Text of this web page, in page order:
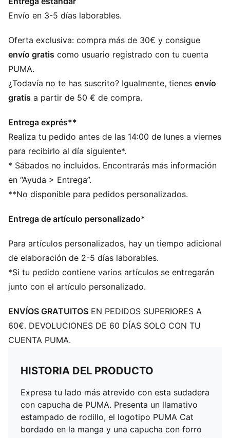
CARACTERÍSTICAS + BENEFICIOS
Producto fabricado con al menos un 20 % de algodón
DETALLES
Corte holgado
Material de felpa
Con capucha
Manga larga
PUMA Juvenil: Recomendado para niños y
adolescentes de 8 a 16 años
Envío en 3-5 días laborables.
Oferta exclusiva: compra más de 30€ y consigue
envío gratis como usuario registrado con tu cuenta
PUMA.
¿Todavía no te has suscrito? Igualmente, tienes envío
gratis a partir de 50 € de compra.
Entrega exprés**
Realiza tu pedido antes de las 14:00 de lunes a viernes
para recibirlo al día siguiente*.
* Sábados no incluidos. Encontrarás más información
en “Ayuda > Entrega”.
**No disponible para pedidos personalizados.
Entrega de artículo personalizado*
Para artículos personalizados, hay un tiempo adicional
de elaboración de 2-5 días laborables.
*Si tu pedido contiene varios artículos se entregarán
junto con el artículo personalizado.
ENVÍOS GRATUITOS EN PEDIDOS SUPERIORES A
60€. DEVOLUCIONES DE 60 DÍAS SOLO CON TU
CUENTA PUMA.
HISTORIA DEL PRODUCTO
Expresa tu lado más atrevido con esta sudadera
con capucha de PUMA. Presenta un llamativo
estampado de rodillo, el logotipo PUMA Cat
bordado en la manga y una capucha con forro